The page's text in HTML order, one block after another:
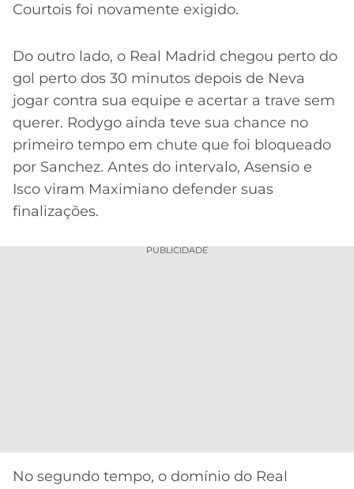
Courtois foi novamente exigido.
Do outro lado, o Real Madrid chegou perto do
gol perto dos 30 minutos depois de Neva
jogar contra sua equipe e acertar a trave sem
querer. Rodygo ainda teve sua chance no
primeiro tempo em chute que foi bloqueado
por Sanchez. Antes do intervalo, Asensio e
Isco viram Maximiano defender suas
finalizações.
PUBLICIDADE
No segundo tempo, o domínio do Real